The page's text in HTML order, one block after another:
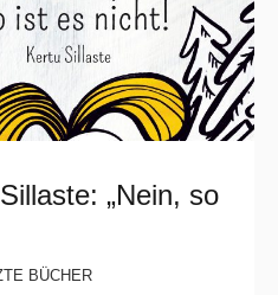
„Nein, so
BÜCHER